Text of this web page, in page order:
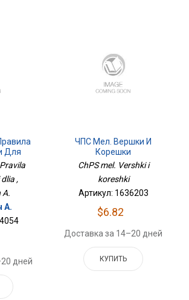
Для
,
A.
А.
дней
ЧПС Мел. Вершки И
Корешки
ChPS mel. Vershki i
koreshki
Артикул: 1636203
$6.82
Доставка за 14–20 дней
КУПИТЬ